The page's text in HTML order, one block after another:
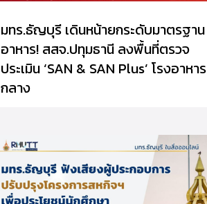
มทร.ธัญบุรี เดินหน้ายกระดับมาตรฐาน
อาหาร! สสจ.ปทุมธานี ลงพื้นที่ตรวจ
ประเมิน ‘SAN & SAN Plus’ โรงอาหาร
กลาง